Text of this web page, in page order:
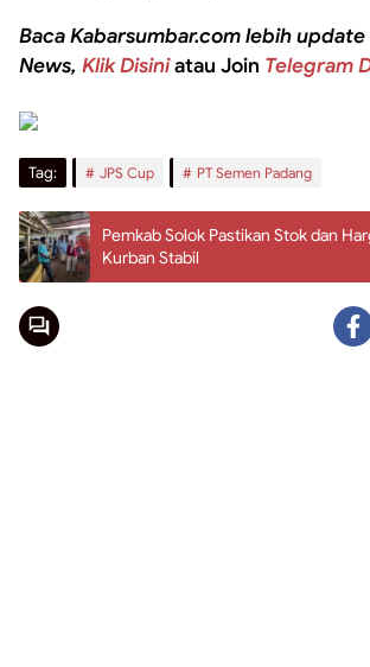
Baca Kabarsumbar.com lebih
News, Klik Disiniatau Join Telegram
Tag: JPS Cup PT Semen Padang
Pemkab Solok Pastikan Stok dan
Kurban Stabil